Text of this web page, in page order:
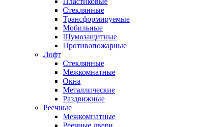
Стеклянные
Трансформируемые
Мобильные
Шумозащитные
Противопожарные
Лофт
Стеклянные
Межкомнатные
Окна
Металлические
Раздвижные
Реечные
Межкомнатные
Реечные двери